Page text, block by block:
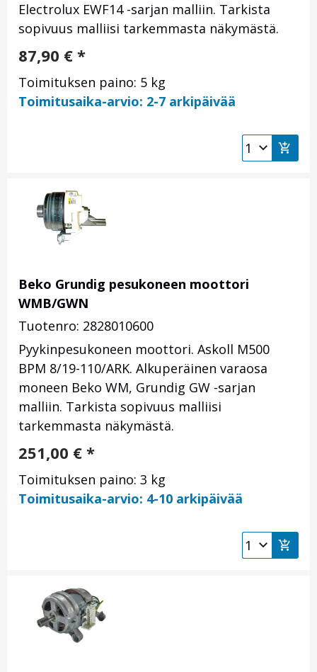
Electrolux EWF14 -sarjan malliin. Tarkista
sopivuus malliisi tarkemmasta näkymästä.
87,90 € *
Toimituksen paino: 5 kg
Toimitusaika-arvio: 2-7 arkipäivää
Beko Grundig pesukoneen moottori
WMB/GWN
Tuotenro: 2828010600
Pyykinpesukoneen moottori. Askoll M500
BPM 8/19-110/ARK. Alkuperäinen varaosa
moneen Beko WM, Grundig GW -sarjan
malliin. Tarkista sopivuus malliisi
tarkemmasta näkymästä.
251,00 € *
Toimituksen paino: 3 kg
Toimitusaika-arvio: 4-10 arkipäivää